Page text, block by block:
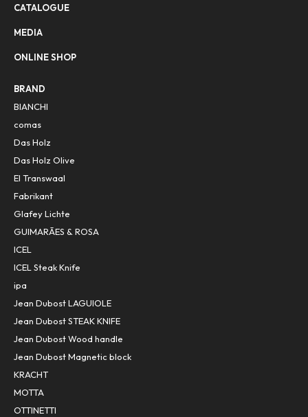
CATALOGUE
MEDIA
ONLINE SHOP
BRAND
BIANCHI
comas
Das Holz
Das Holz Olive
El Transwaal
Fabrikant
Glafey Lichte
GUIMARÃES & ROSA
ICEL
ICEL Steak Knife
ipa
Jean Dubost LAGUIOLE
Jean Dubost STEAK KNIFE
Jean Dubost Wood handle
Jean Dubost Magnetic block
KRACHT
MOTTA
OTTINETTI